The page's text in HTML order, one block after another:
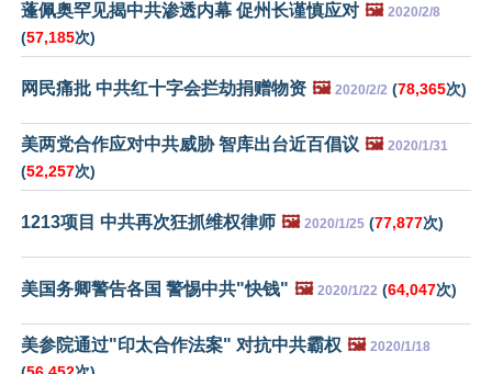
蓬佩奥罕见揭中共渗透内幕 促州长谨慎应对 🖼️ 2020/2/8
(57,185次)
网民痛批 中共红十字会拦劫捐赠物资 🖼️ 2020/2/2 (78,365次)
美两党合作应对中共威胁 智库出台近百倡议 🖼️ 2020/1/31
(52,257次)
1213项目 中共再次狂抓维权律师 🖼️ 2020/1/25 (77,877次)
美国务卿警告各国 警惕中共"快钱" 🖼️ 2020/1/22 (64,047次)
美参院通过"印太合作法案" 对抗中共霸权 🖼️ 2020/1/18